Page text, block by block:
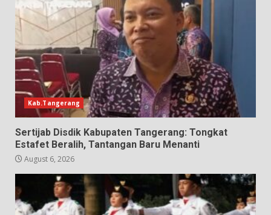
Kab.Tangerang
Sertijab Disdik Kabupaten Tangerang: Tongkat
Estafet Beralih, Tantangan Baru Menanti
August 6, 2026